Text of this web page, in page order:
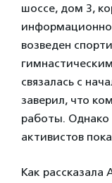
шоссе, дом 3,
возведен
связалась с
заверил, что
работы. Однако
активистов
Как рассказала